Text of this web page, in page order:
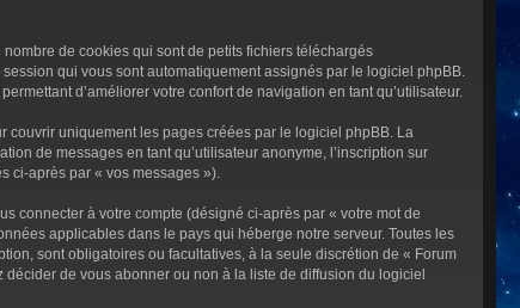
de cookies qui sont de petits fichiers téléchargés
qui vous sont automatiquement assignés par le logiciel phpBB.
d’améliorer votre confort de navigation en tant qu’utilisateur.
couvrir uniquement les pages créées par le logiciel phpBB. La
de messages en tant qu’utilisateur anonyme, l’inscription sur
ci-après par « vos messages »).
connecter à votre compte (désigné ci-après par « votre mot de
applicables dans le pays qui héberge notre serveur. Toutes les
sont obligatoires ou facultatives, à la seule discrétion de « Forum
de vous abonner ou non à la liste de diffusion du logiciel